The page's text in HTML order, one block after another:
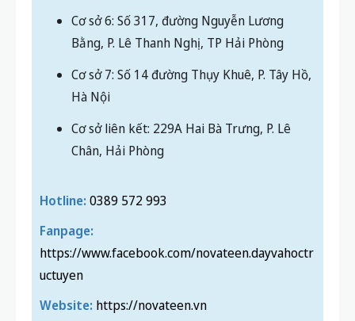
Cơ sở liên kết: 229A Hai Bà Trưng, P. Lê
Chân, Hải Phòng
Hotline: 0389 572 993
Fanpage:
https://www.facebook.com/novateen.dayvahoctr
Website: https://novateen.vn
Shares: